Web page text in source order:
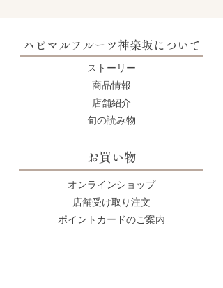
ハピマルフルーツ神楽坂について
​ストーリー
商品情報
店舗紹介
旬の読み物
​お買い物
オンラインショップ
店舗受け取り注文
ポイントカードのご案内